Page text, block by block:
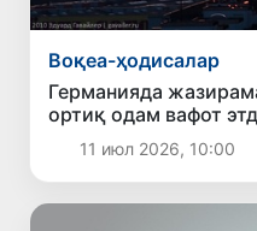
Воқеа-ҳодисалар
Германияда
ортиқ одам вафот
11 июл 2026, 10:00